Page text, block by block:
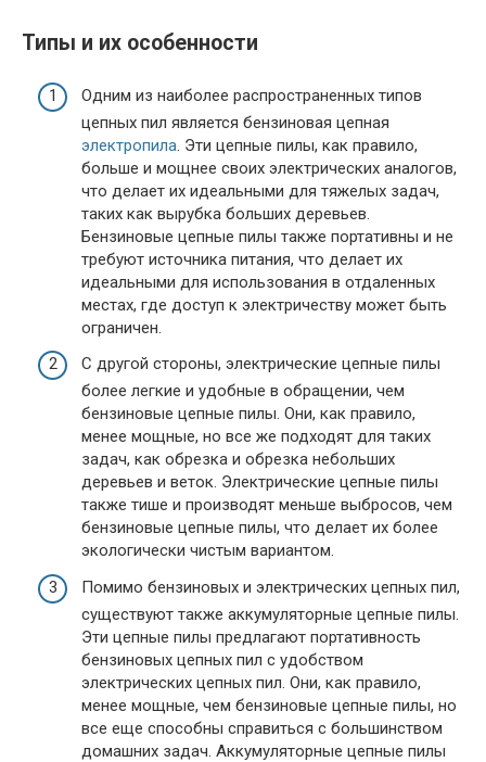
Типы и их особенности
Одним из наиболее распространенных типов
цепных пил является бензиновая цепная
электропила. Эти цепные пилы, как правило,
больше и мощнее своих электрических аналогов,
что делает их идеальными для тяжелых задач,
таких как вырубка больших деревьев.
Бензиновые цепные пилы также портативны и не
требуют источника питания, что делает их
идеальными для использования в отдаленных
местах, где доступ к электричеству может быть
ограничен.
С другой стороны, электрические цепные пилы
более легкие и удобные в обращении, чем
бензиновые цепные пилы. Они, как правило,
менее мощные, но все же подходят для таких
задач, как обрезка и обрезка небольших
деревьев и веток. Электрические цепные пилы
также тише и производят меньше выбросов, чем
бензиновые цепные пилы, что делает их более
экологически чистым вариантом.
Помимо бензиновых и электрических цепных пил,
существуют также аккумуляторные цепные пилы.
Эти цепные пилы предлагают портативность
бензиновых цепных пил с удобством
электрических цепных пил. Они, как правило,
менее мощные, чем бензиновые цепные пилы, но
все еще способны справиться с большинством
домашних задач. Аккумуляторные цепные пилы